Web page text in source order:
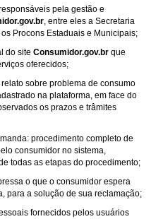
pela gestão e
, entre eles a Secretaria
Procons Estaduais e Municipais;
do site Consumidor.gov.br que
oferecidos;
sobre problema de consumo
na plataforma, em face do
os prazos e trâmites
procedimento completo de
consumidor no sistema,
todas as etapas do procedimento;
o que o consumidor espera
para a solução de sua reclamação;
fornecidos pelos usuários